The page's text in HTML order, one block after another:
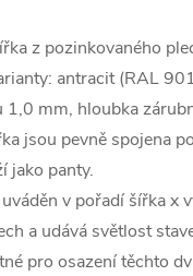
z pozinkovaného
antracit (RAL
1,0 mm, hloubka
jsou pevně spojena
jako panty.
v pořadí šířka x
a udává světlost
pro osazení těchto